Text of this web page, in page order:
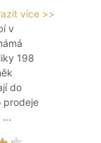
více >>
v
198
do
prodeje
...